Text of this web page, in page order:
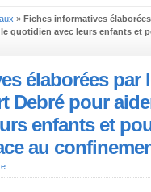
» Fiches informatives
quotidien avec leurs enfants et
élaborées par
Debré pour
enfants et
au